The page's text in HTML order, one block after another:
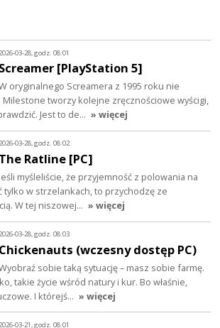
03-28, godz. 08:01
Screamer [PlayStation 5]
oryginalnego Screamera z 1995 roku nie
Milestone tworzy kolejne zręcznościowe wyścigi,
Jest to de… » więcej
03-28, godz. 08:02
The Ratline [PC]
Jeśli myśleliście, że przyjemność z polowania na
tylko w strzelankach, to przychodzę ze
W tej niszowej… » więcej
03-28, godz. 08:03
Chickenauts (wczesny dostęp PC)
sobie taką sytuację – masz sobie farmę.
takie życie wśród natury i kur. Bo właśnie,
I którejś… » więcej
03-21, godz. 08:01